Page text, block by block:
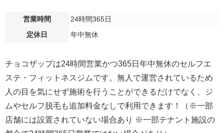
営業時間
24時間365日
定休日
年中無休
チョコザップは24時間営業かつ365日年中無休のセルフエ
ステ・フィットネスジムです。無人で運営されているため
人の目を気にせず施術を行うことができるだけでなく、ジ
ムやセルフ脱毛も追加料金なしで利用できます！（※一部
店舗には設置されていない場合あり ※一部テナント施設の